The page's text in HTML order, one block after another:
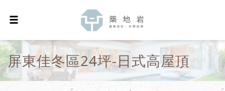
屏東佳冬區24坪-日式高屋頂